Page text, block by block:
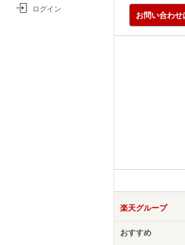
ログイン
お問い合わせ
楽天グループ
おすすめ